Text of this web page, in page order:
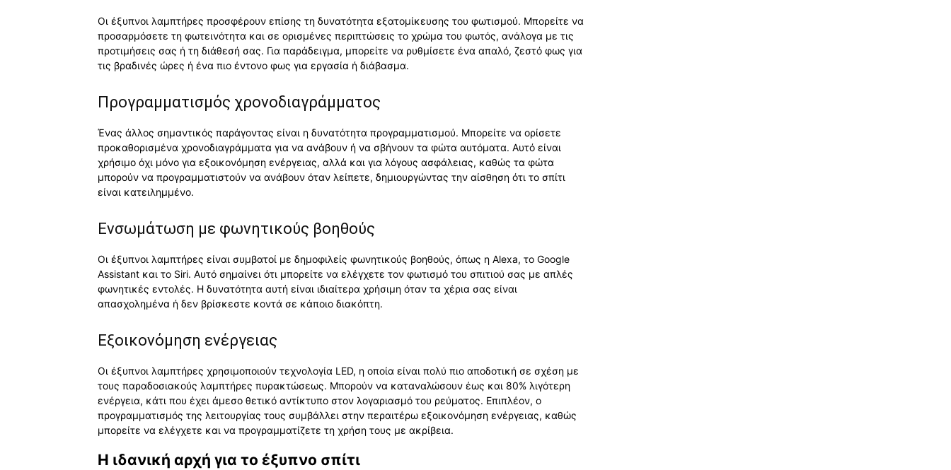
Οι έξυπνοι λαμπτήρες προσφέρουν επίσης τη δυνατότητα εξατομίκευσης του φωτισμού. Μπορείτε να
προσαρμόσετε τη φωτεινότητα και σε ορισμένες περιπτώσεις το χρώμα του φωτός, ανάλογα με τις
προτιμήσεις σας ή τη διάθεσή σας. Για παράδειγμα, μπορείτε να ρυθμίσετε ένα απαλό, ζεστό φως για
τις βραδινές ώρες ή ένα πιο έντονο φως για εργασία ή διάβασμα.
Προγραμματισμός χρονοδιαγράμματος
Ένας άλλος σημαντικός παράγοντας είναι η δυνατότητα προγραμματισμού. Μπορείτε να ορίσετε
προκαθορισμένα χρονοδιαγράμματα για να ανάβουν ή να σβήνουν τα φώτα αυτόματα. Αυτό είναι
χρήσιμο όχι μόνο για εξοικονόμηση ενέργειας, αλλά και για λόγους ασφάλειας, καθώς τα φώτα
μπορούν να προγραμματιστούν να ανάβουν όταν λείπετε, δημιουργώντας την αίσθηση ότι το σπίτι
είναι κατειλημμένο.
Ενσωμάτωση με φωνητικούς βοηθούς
Οι έξυπνοι λαμπτήρες είναι συμβατοί με δημοφιλείς φωνητικούς βοηθούς, όπως η Alexa, το Google
Assistant και το Siri. Αυτό σημαίνει ότι μπορείτε να ελέγχετε τον φωτισμό του σπιτιού σας με απλές
φωνητικές εντολές. Η δυνατότητα αυτή είναι ιδιαίτερα χρήσιμη όταν τα χέρια σας είναι
απασχολημένα ή δεν βρίσκεστε κοντά σε κάποιο διακόπτη.
Εξοικονόμηση ενέργειας
Οι έξυπνοι λαμπτήρες χρησιμοποιούν τεχνολογία LED, η οποία είναι πολύ πιο αποδοτική σε σχέση με
τους παραδοσιακούς λαμπτήρες πυρακτώσεως. Μπορούν να καταναλώσουν έως και 80% λιγότερη
ενέργεια, κάτι που έχει άμεσο θετικό αντίκτυπο στον λογαριασμό του ρεύματος. Επιπλέον, ο
προγραμματισμός της λειτουργίας τους συμβάλλει στην περαιτέρω εξοικονόμηση ενέργειας, καθώς
μπορείτε να ελέγχετε και να προγραμματίζετε τη χρήση τους με ακρίβεια.
Η ιδανική αρχή για το έξυπνο σπίτι